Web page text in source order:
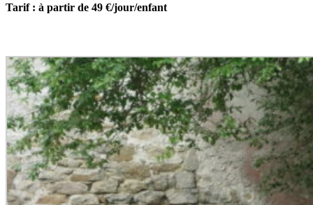
Tarif : à partir de 49 €/jour/enfant